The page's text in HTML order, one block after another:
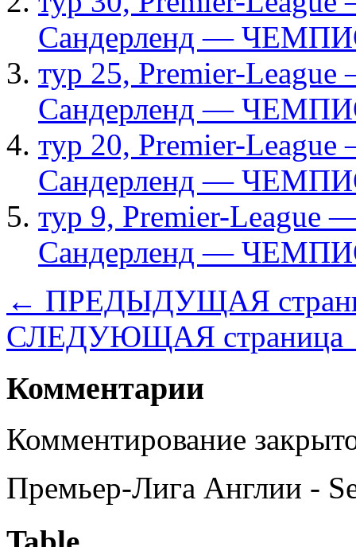
Сандерленд —
тур 25, Рremier-
Сандерленд —
тур 20, Рremier-
Сандерленд —
тур 9, Рremier-League
Сандерленд —
← ПРЕДЫДУЩАЯ
СЛЕДУЮЩАЯ
Комментарии
Комментирование
Премьер-Лига Англии -